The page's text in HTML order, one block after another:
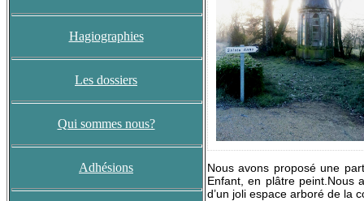
Hagiographies
Les dossiers
Qui sommes nous?
Adhésions
Nous avons proposé une
Enfant, en plâtre peint. Nous
d’un joli espace arboré de la